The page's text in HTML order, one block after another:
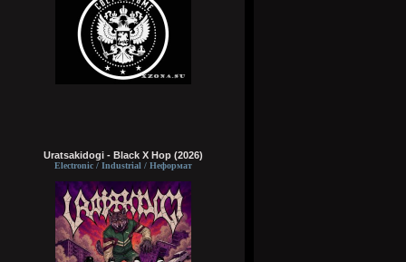
Uratsakidogi - Black X Hop (2026)
Electronic / Industrial / Неформат